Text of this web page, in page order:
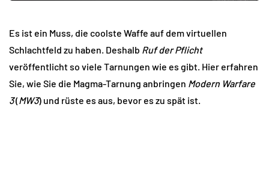
Es ist ein Muss, die coolste Waffe auf dem virtuellen
Schlachtfeld zu haben. Deshalb Ruf der Pflicht
veröffentlicht so viele Tarnungen wie es gibt. Hier erfahren
Sie, wie Sie die Magma-Tarnung anbringen Modern Warfare
3(MW3) und rüste es aus, bevor es zu spät ist.